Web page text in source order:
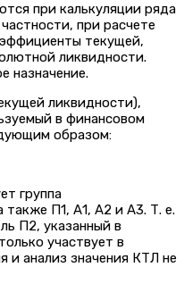
при калькуляции ряда
при расчете
текущей,
ликвидности.
назначение.
ликвидности),
в финансовом
образом:
группа
также П1, А1, А2 и А3. Т. е.
П2, указанный в
участвует в
и анализ значения КТЛ не